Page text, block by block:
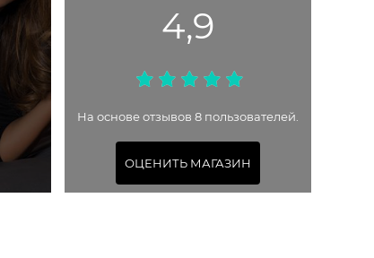
4,9
На основе отзывов 8 пользователей.
ОЦЕНИТЬ МАГАЗИН